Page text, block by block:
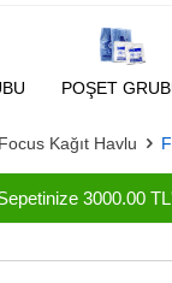
POŞET
Focus Kağıt Havlu
3000.00